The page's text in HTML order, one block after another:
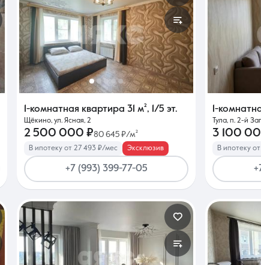
1-комнатная квартира 31 м², 1/5 эт.
Щёкино, ул. Ясная, 2
2 500 000 ₽80 645 ₽/м²
В ипотеку от 27 493 ₽/мес Эксклюзив
+7 (993) 399-77-05
1-
Тула, п. 2-й
3 100
В ипотеку